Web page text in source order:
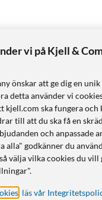
vi på Kjell &
önskar att ge dig en
detta använder vi
kjell.com ska fungera
till att du ska få en
och anpassade
alla" godkänner du
välja vilka cookies du vill
läs vår